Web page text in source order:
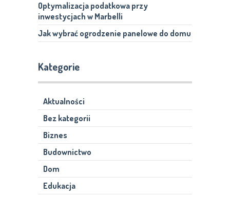
Optymalizacja podatkowa przy
inwestycjach w Marbelli
Jak wybrać ogrodzenie panelowe do domu
Kategorie
Aktualności
Bez kategorii
Biznes
Budownictwo
Dom
Edukacja